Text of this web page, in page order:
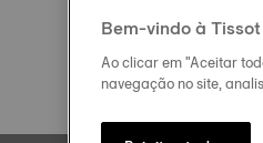
Bem-vindo à Tissot
Ao clicar em "Aceitar
navegação no site,